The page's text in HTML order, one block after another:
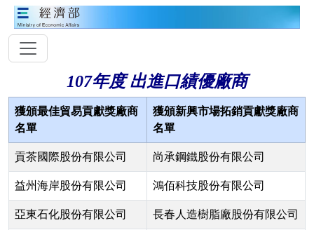
107年度 出進口績優廠商
獲頒最佳貿易貢獻獎廠商
名單
獲頒新興市場拓銷貢獻獎廠商
名單
貢茶國際股份有限公司 尚承鋼鐵股份有限公司
益州海岸股份有限公司 鴻佰科技股份有限公司
亞東石化股份有限公司 長春人造樹脂廠股份有限公司